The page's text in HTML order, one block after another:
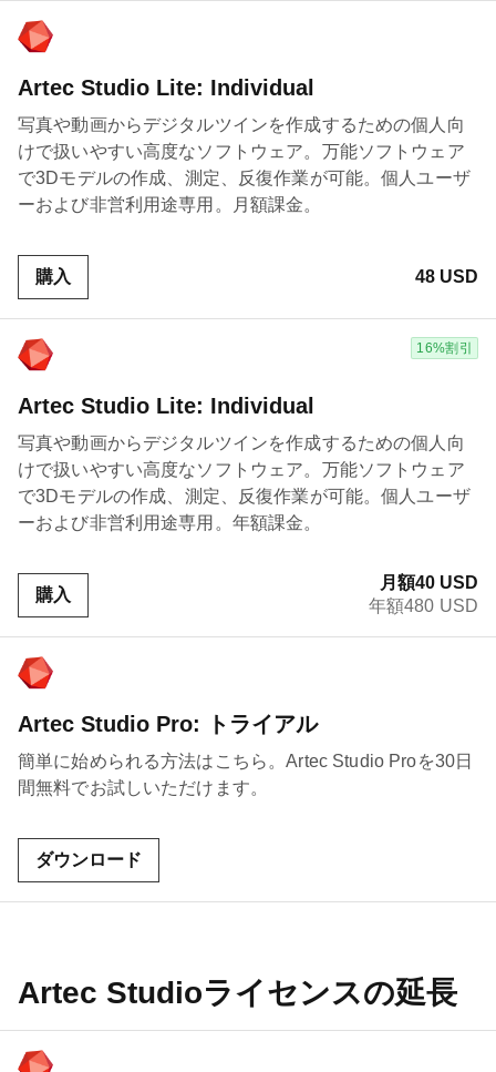
Artec Studio Lite: Individual
写真や動画からデジタルツインを作成するための個人向
けで扱いやすい高度なソフトウェア。万能ソフトウェア
で3Dモデルの作成、測定、反復作業が可能。個人ユーザ
ーおよび非営利用途専用。月額課金。
購入 48 USD
16%割引
Artec Studio Lite: Individual
写真や動画からデジタルツインを作成するための個人向
けで扱いやすい高度なソフトウェア。万能ソフトウェア
で3Dモデルの作成、測定、反復作業が可能。個人ユーザ
ーおよび非営利用途専用。年額課金。
購入
月額40 USD
年額480 USD
Artec Studio Pro: トライアル
簡単に始められる方法はこちら。Artec Studio Proを30日
間無料でお試しいただけます。
ダウンロード
Artec Studioライセンスの延長